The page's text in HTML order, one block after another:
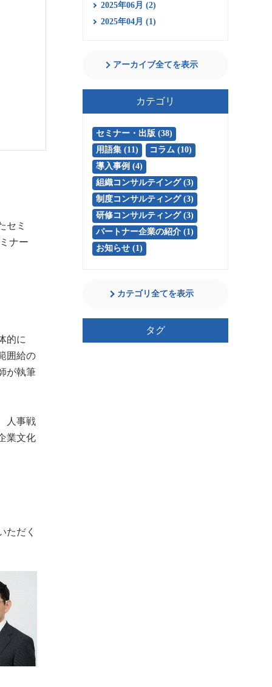
セミ
ナー
的に
囲給の
が執筆
人事戦
業文化
ただく
2025年06月 (2)
2025年04月 (1)
アーカイブ全てを表示
カテゴリ
セミナー・出版 (38)
用語集 (11)
コラム (10)
導入事例 (4)
組織コンサルテイング (3)
制度コンサルティング (3)
研修コンサルティング (3)
パートナー企業の紹介 (1)
お知らせ (1)
カテゴリ全てを表示
タグ